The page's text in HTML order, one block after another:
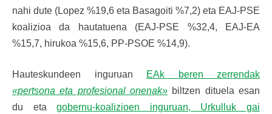
nahi dute (Lopez %19,6 eta Basagoiti %7,2) eta EAJ-PSE
koalizioa da hautatuena (EAJ-PSE %32,4, EAJ-EA
%15,7, hirukoa %15,6, PP-PSOE %14,9).
Hauteskundeen inguruan
EAk beren zerrendak
«pertsona eta profesional onenak» biltzen dituela esan
du etagobernu-koalizioen inguruan, Urkulluk gai